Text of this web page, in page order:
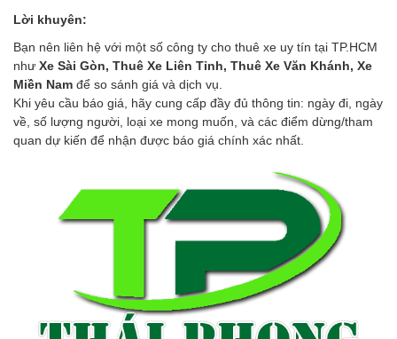
Lời khuyên:
Bạn nên liên hệ với một số công ty cho thuê xe uy tín tại TP.HCM
như Xe Sài Gòn, Thuê Xe Liên Tỉnh, Thuê Xe Văn Khánh, Xe
Miền Nam để so sánh giá và dịch vụ.
Khi yêu cầu báo giá, hãy cung cấp đầy đủ thông tin: ngày đi, ngày
về, số lượng người, loại xe mong muốn, và các điểm dừng/tham
quan dự kiến để nhận được báo giá chính xác nhất.